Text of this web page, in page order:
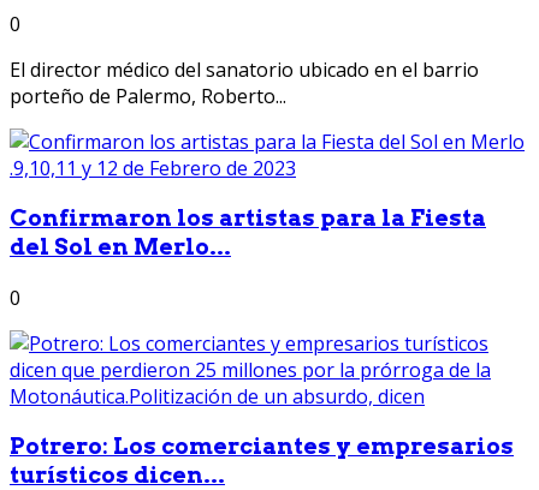
0
El director médico del sanatorio ubicado en el barrio
porteño de Palermo, Roberto...
Confirmaron los artistas para la Fiesta
del Sol en Merlo...
0
Potrero: Los comerciantes y empresarios
turísticos dicen...